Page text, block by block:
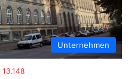
Unternehmen
13.148